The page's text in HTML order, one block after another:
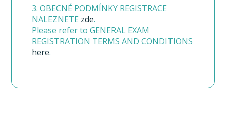
3. OBECNÉ PODMÍNKY REGISTRACE
NALEZNETE zde.
Please refer to GENERAL EXAM
REGISTRATION TERMS AND CONDITIONS
here.